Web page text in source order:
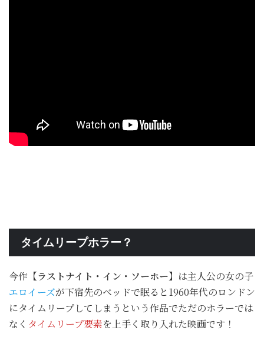
タイムリープホラー？
今作 【ラストナイト・イン・ソーホー】 は主人公の女の子
エロイーズが下宿先のベッドで眠ると1960年代のロンドン
にタイムリープしてしまうという作品でただのホラーでは
なく タイムリープ要素を上手く取り入れた映画です！